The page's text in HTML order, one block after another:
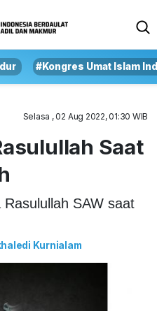
#Kongres Umat Islam
Selasa , 02 Aug 2022, 01:30 WIB
Saat
SAW saat
Kurnialam